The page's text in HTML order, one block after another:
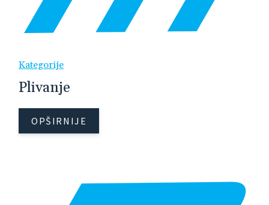
Kategorije
Plivanje
OPŠIRNIJE